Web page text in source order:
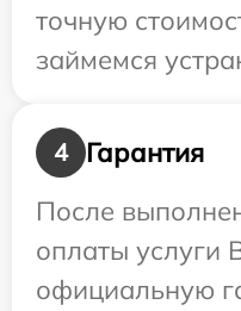
точную
займемся
4
Гарантия
После
оплаты услуги
официальную